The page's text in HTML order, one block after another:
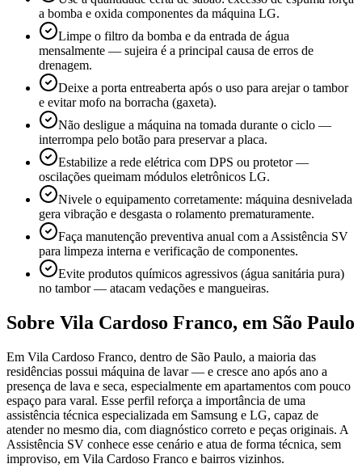
a bomba e oxida componentes da máquina LG.
Limpe o filtro da bomba e da entrada de água
mensalmente — sujeira é a principal causa de erros de
drenagem.
Deixe a porta entreaberta após o uso para arejar o tambor
e evitar mofo na borracha (gaxeta).
Não desligue a máquina na tomada durante o ciclo —
interrompa pelo botão para preservar a placa.
Estabilize a rede elétrica com DPS ou protetor —
oscilações queimam módulos eletrônicos LG.
Nivele o equipamento corretamente: máquina desnivelada
gera vibração e desgasta o rolamento prematuramente.
Faça manutenção preventiva anual com a Assistência SV
para limpeza interna e verificação de componentes.
Evite produtos químicos agressivos (água sanitária pura)
no tambor — atacam vedações e mangueiras.
Sobre Vila Cardoso Franco, em São Paulo
Em Vila Cardoso Franco, dentro de São Paulo, a maioria das
residências possui máquina de lavar — e cresce ano após ano a
presença de lava e seca, especialmente em apartamentos com pouco
espaço para varal. Esse perfil reforça a importância de uma
assistência técnica especializada em Samsung e LG, capaz de
atender no mesmo dia, com diagnóstico correto e peças originais. A
Assistência SV conhece esse cenário e atua de forma técnica, sem
improviso, em Vila Cardoso Franco e bairros vizinhos.